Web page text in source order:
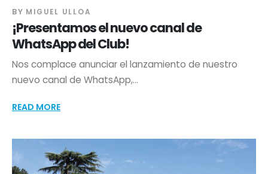
BY MIGUEL ULLOA
¡Presentamos el nuevo canal de
WhatsApp del Club!
Nos complace anunciar el lanzamiento de nuestro
nuevo canal de WhatsApp,...
READ MORE